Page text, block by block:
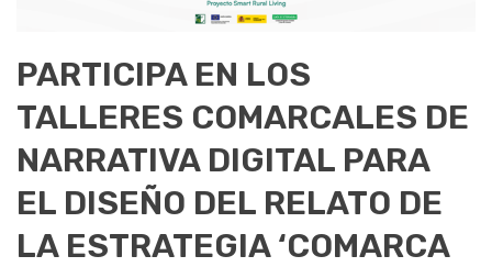
PARTICIPA EN LOS
TALLERES COMARCALES DE
NARRATIVA DIGITAL PARA
EL DISEÑO DEL RELATO DE
LA ESTRATEGIA ‘COMARCA